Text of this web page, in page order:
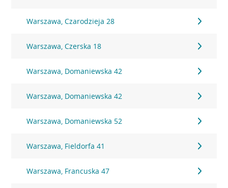
Warszawa, Czarodzieja 28
Warszawa, Czerska 18
Warszawa, Domaniewska 42
Warszawa, Domaniewska 42
Warszawa, Domaniewska 52
Warszawa, Fieldorfa 41
Warszawa, Francuska 47